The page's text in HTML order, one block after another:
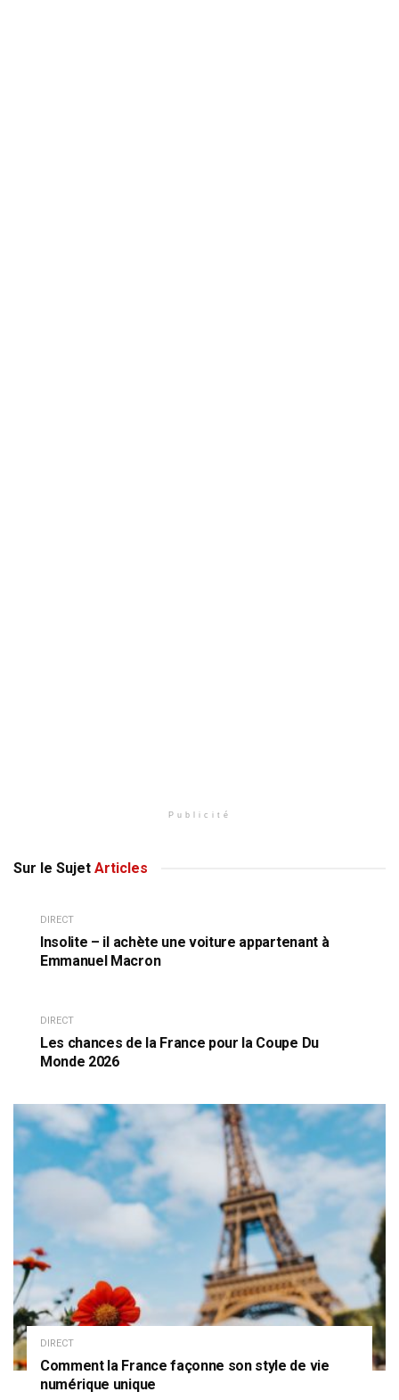
Publicité
Sur le Sujet Articles
DIRECT
Insolite – il achète une voiture appartenant à
Emmanuel Macron
DIRECT
Les chances de la France pour la Coupe Du
Monde 2026
DIRECT
Comment la France façonne son style de vie
numérique unique